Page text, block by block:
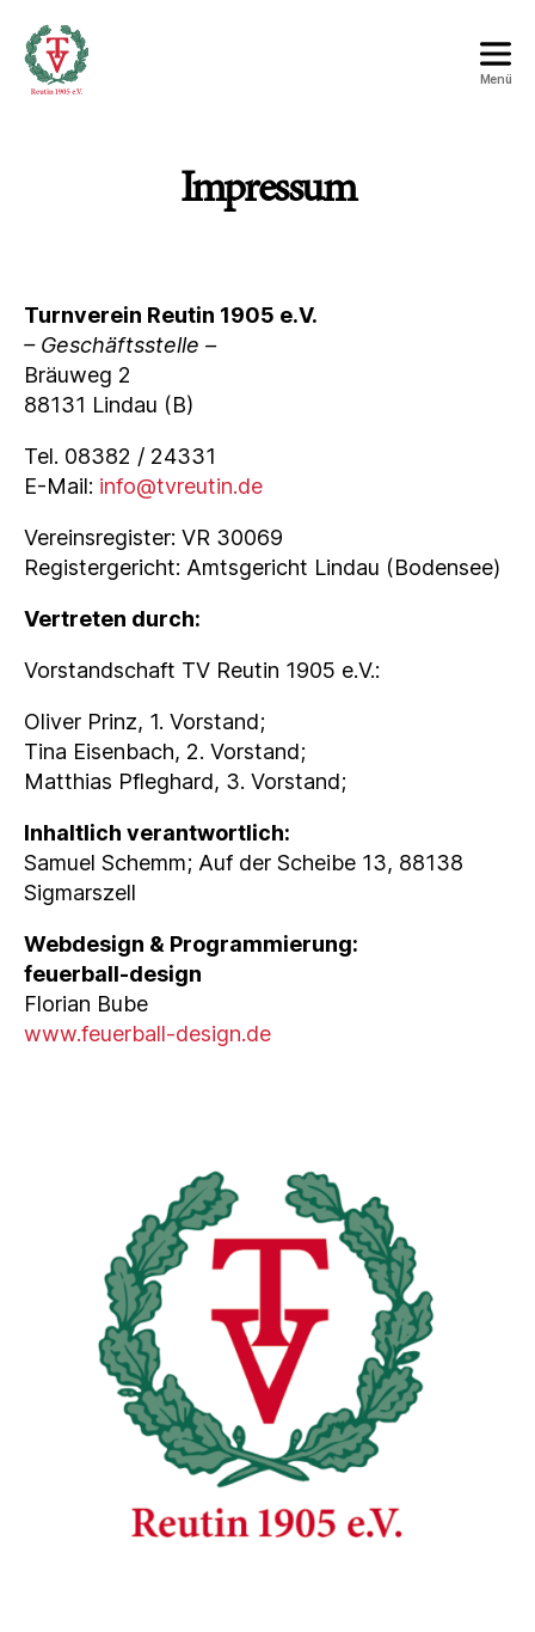
Menü
Impressum
Turnverein Reutin 1905 e.V.
– Geschäftsstelle –
Bräuweg 2
88131 Lindau (B)
Tel. 08382 / 24331
E-Mail: info@tvreutin.de
Vereinsregister: VR 30069
Registergericht: Amtsgericht Lindau (Bodensee)
Vertreten durch:
Vorstandschaft TV Reutin 1905 e.V.:
Oliver Prinz, 1. Vorstand;
Tina Eisenbach, 2. Vorstand;
Matthias Pfleghard, 3. Vorstand;
Inhaltlich verantwortlich:
Samuel Schemm; Auf der Scheibe 13, 88138
Sigmarszell
Webdesign & Programmierung:
feuerball-design
Florian Bube
www.feuerball-design.de